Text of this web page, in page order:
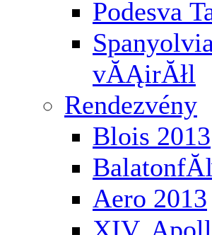
Podesva
vĂĄirĂłl
Rendezvény
Blois 2013
Aero 2013